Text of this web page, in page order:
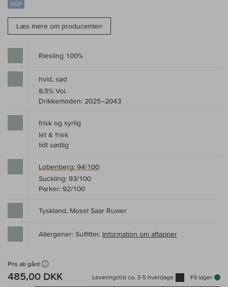
VDP
Læs mere om producenten
Riesling 100%
hvid, sød
8,5% Vol.
Drikkemoden: 2025–2043
frisk og syrlig
let & frisk
lidt sødlig
Lobenberg: 94/100
Suckling: 93/100
Parker: 92/100
Tyskland, Mosel Saar Ruwer
Allergener: Sulfitter, Information om aftapper
Pris ab gård
485,00 DKK Leveringstid ca. 3-5 hverdage På lager